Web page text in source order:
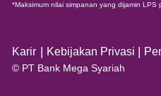
*Maksimum nilai simpanan yang dijamin
Karir Kebijakan Privasi
© PT Bank Mega Syariah